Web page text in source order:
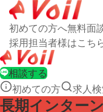
初めての方へ無料面
採用担当者様はこち
相談する
初めての方
求人
長期インター